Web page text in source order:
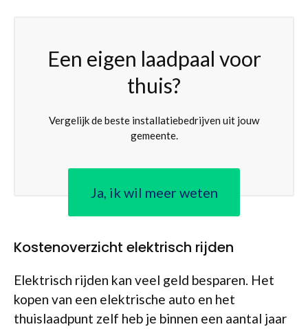
Een eigen laadpaal voor
thuis?
Vergelijk de beste installatiebedrijven uit jouw
gemeente.
Ja, ik wil meer weten
Kostenoverzicht elektrisch rijden
Elektrisch rijden kan veel geld besparen. Het
kopen van een elektrische auto en het
thuislaadpunt zelf heb je binnen een aantal jaar